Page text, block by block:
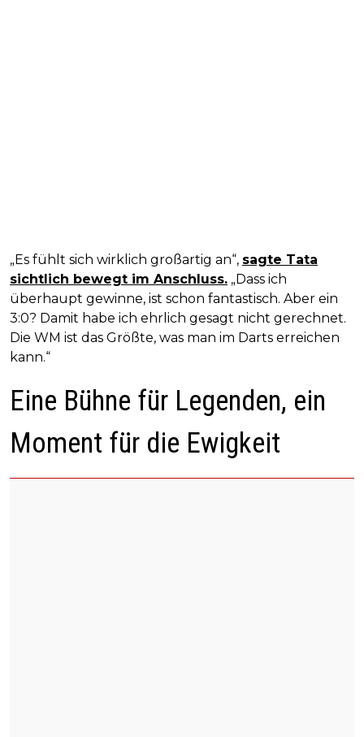
„Es fühlt sich wirklich großartig an“, sagte Tata
sichtlich bewegt im Anschluss. „Dass ich
überhaupt gewinne, ist schon fantastisch. Aber ein
3:0? Damit habe ich ehrlich gesagt nicht gerechnet.
Die WM ist das Größte, was man im Darts erreichen
kann.“
Eine Bühne für Legenden, ein
Moment für die Ewigkeit